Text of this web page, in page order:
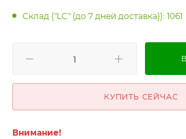
Склад ("LC" (до 7 дней доставка)): 1061
КУПИТЬ СЕЙЧАС
Внимание!